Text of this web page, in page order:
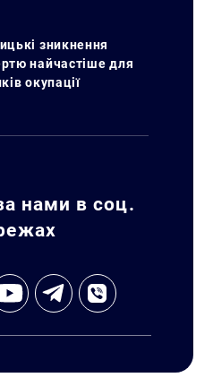
зникнення
найчастіше для
окупації
нами в соц.